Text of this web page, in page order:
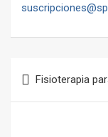
de
Fisioterapia